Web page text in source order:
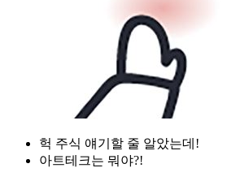
헉 주식 얘기할 줄 알았는데!
아트테크는 뭐야?!